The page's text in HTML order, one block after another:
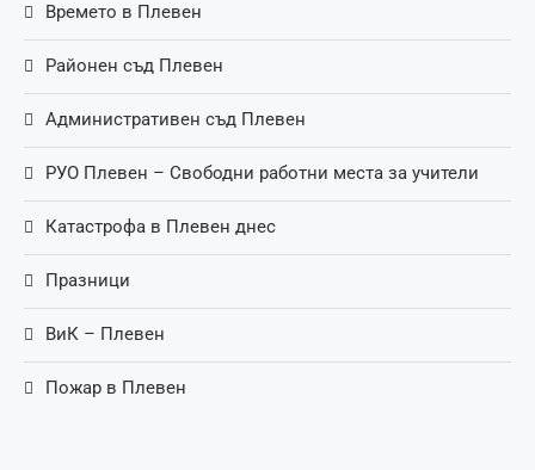
Времето в Плевен
Районен съд Плевен
Административен съд Плевен
РУО Плевен – Свободни работни места за учители
Катастрофа в Плевен днес
Празници
ВиК – Плевен
Пожар в Плевен